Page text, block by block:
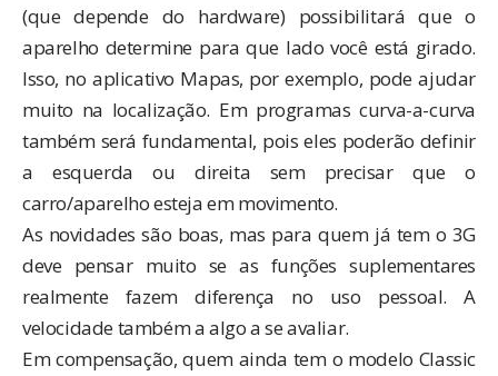
(que depende do hardware) possibilitará que o
aparelho determine para que lado você está girado.
Isso, no aplicativo Mapas, por exemplo, pode ajudar
muito na localização. Em programas curva-a-curva
também será fundamental, pois eles poderão definir
a esquerda ou direita sem precisar que o
carro/aparelho esteja em movimento.
As novidades são boas, mas para quem já tem o 3G
deve pensar muito se as funções suplementares
realmente fazem diferença no uso pessoal. A
velocidade também a algo a se avaliar.
Em compensação, quem ainda tem o modelo Classic